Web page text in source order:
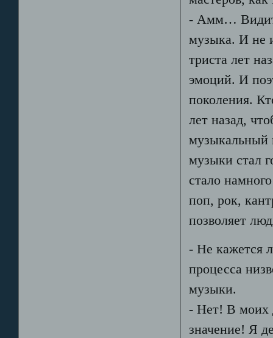
- Амм…
музыка. И не
триста лет
эмоций. И
поколения.
лет назад,
музыкальный
музыки стал
стало
поп, рок,
позволяет
- Не кажется
процесса
музыки.
- Нет! В моих
значение! Я